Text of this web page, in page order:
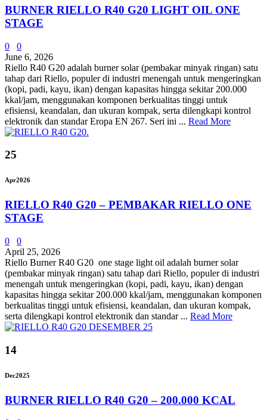
BURNER RIELLO R40 G20 LIGHT OIL ONE
STAGE
0
0
June 6, 2026
Riello R40 G20 adalah burner solar (pembakar minyak ringan) satu
tahap dari Riello, populer di industri menengah untuk mengeringkan
(kopi, padi, kayu, ikan) dengan kapasitas hingga sekitar 200.000
kkal/jam, menggunakan komponen berkualitas tinggi untuk
efisiensi, keandalan, dan ukuran kompak, serta dilengkapi kontrol
elektronik dan standar Eropa EN 267. Seri ini ... Read More
25
Apr2026
RIELLO R40 G20 – PEMBAKAR RIELLO ONE
STAGE
0
0
April 25, 2026
Riello Burner R40 G20 one stage light oil adalah burner solar
(pembakar minyak ringan) satu tahap dari Riello, populer di industri
menengah untuk mengeringkan (kopi, padi, kayu, ikan) dengan
kapasitas hingga sekitar 200.000 kkal/jam, menggunakan komponen
berkualitas tinggi untuk efisiensi, keandalan, dan ukuran kompak,
serta dilengkapi kontrol elektronik dan standar ... Read More
14
Dec2025
BURNER RIELLO R40 G20 – 200.000 KCAL